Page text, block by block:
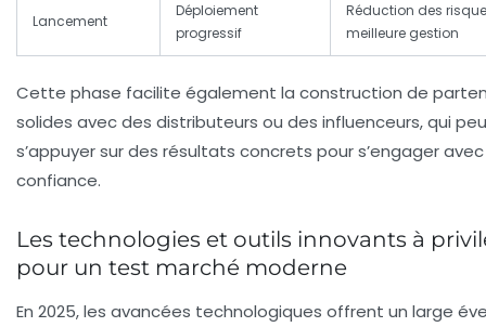
Lancement
Déploiement
progressif
Réduction des
meilleure gestion
Cette phase facilite également la construction de
solides avec des distributeurs ou des influenceurs, qui
s’appuyer sur des résultats concrets pour s’engager
confiance.
Les technologies et outils innovants à
pour un test marché moderne
En 2025, les avancées technologiques offrent un large